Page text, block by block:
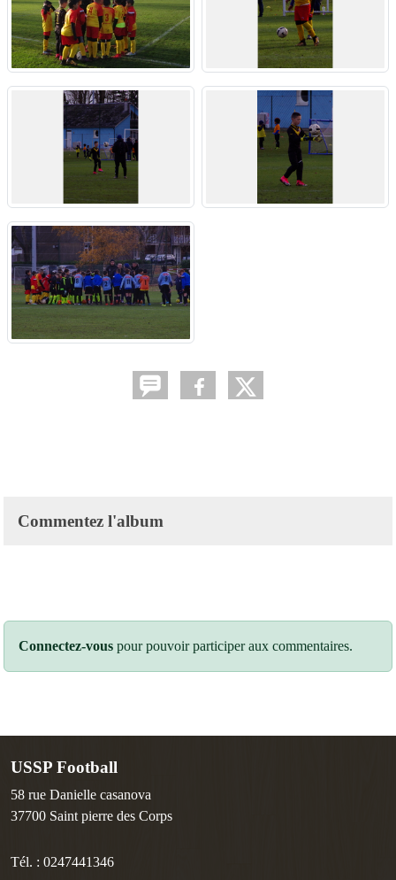
Commentez l'album
Connectez-vous pour pouvoir participer aux commentaires.
USSP Football
58 rue Danielle casanova
37700 Saint pierre des Corps
Tél. : 0247441346